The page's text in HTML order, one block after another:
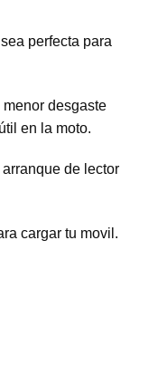
perfecta para
desgaste
en la moto.
de lector
cargar tu movil.